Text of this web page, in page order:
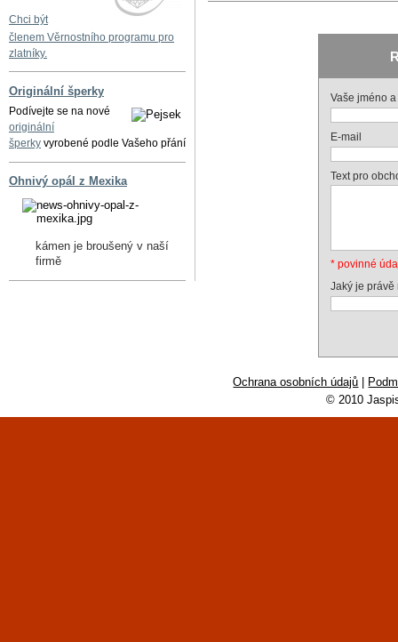
Chci být
členem Věrnostního programu pro
zlatníky.
Originální šperky
Podívejte se na nové
originální
šperky vyrobené podle Vašeho přání
Ohnivý opál z Mexika
kámen je broušený v naší
firmě
Vaše jméno
E-mail
Text pro
* povinné
Jaký je právě
Ochrana osobních údajů |
© 2010